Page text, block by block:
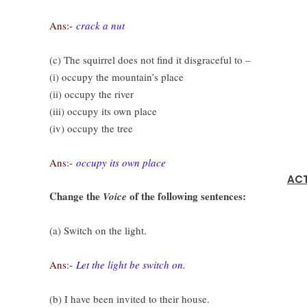
Ans:- crack a nut
(c) The squirrel does not find it disgraceful to –
(i) occupy the mountain’s place
(ii) occupy the river
(iii) occupy its own place
(iv) occupy the tree
Ans:- occupy its own place
Change the Voice of the following sentences:
(a) Switch on the light.
Ans:- Let the light be switch on.
(b) I have been invited to their house.